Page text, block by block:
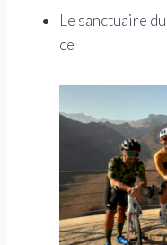
Le sanctuaire
ce